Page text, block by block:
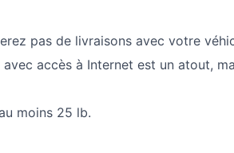
pas de livraisons avec votre
accès à Internet est un atout,
moins 25 lb.